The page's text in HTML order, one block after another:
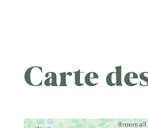
Carte